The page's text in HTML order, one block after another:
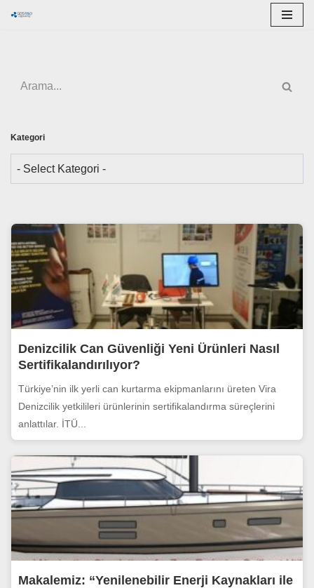
Kategori
Denizcilik Can Güvenliği Yeni Ürünleri Nasıl
Sertifikalandırılıyor?
Türkiye’nin ilk yerli can kurtarma ekipmanlarını üreten Vira
Denizcilik yetkilileri ürünlerinin sertifikalandırma süreçlerini
anlattılar. İTÜ...
Makalemiz: “Yenilenebilir Enerji Kaynakları ile